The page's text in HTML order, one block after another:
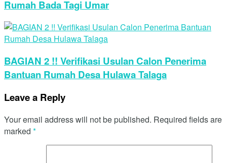
Rumah Bada Tagi Umar
BAGIAN 2 !! Verifikasi Usulan Calon Penerima
Bantuan Rumah Desa Hulawa Talaga
Leave a Reply
Your email address will not be published. Required fields are
marked *